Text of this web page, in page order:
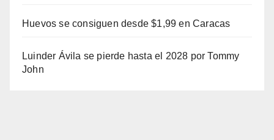
Huevos se consiguen desde $1,99 en Caracas
Luinder Ávila se pierde hasta el 2028 por Tommy
John